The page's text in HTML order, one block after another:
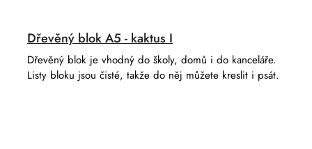
Dřevěný blok A5 - kaktus I
Dřevěný blok je vhodný do školy, domů i do kanceláře.
Listy bloku jsou čisté, takže do něj můžete kreslit i psát.